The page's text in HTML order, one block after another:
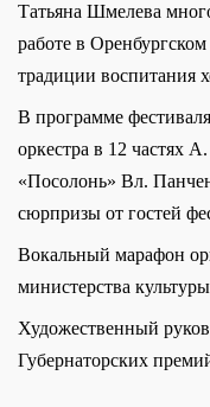
Татьяна Шмелева
работе в
традиции воспитания
В программе
оркестра в 12 частях
«Посолонь» Вл.
сюрпризы от гостей
Вокальный марафон
министерства
Художественный
Губернаторских